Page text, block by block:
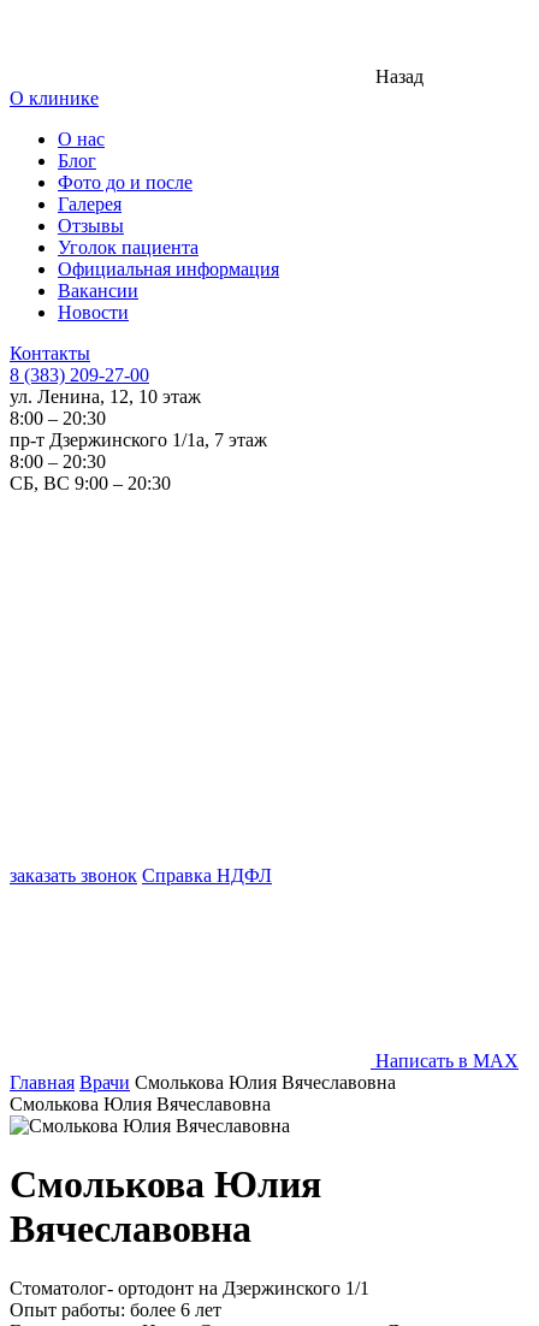
Назад
О клинике
О нас
Блог
Фото до и после
Галерея
Отзывы
Уголок пациента
Официальная информация
Вакансии
Новости
Контакты
8 (383) 209-27-00
ул. Ленина, 12, 10 этаж
8:00 – 20:30
пр-т Дзержинского 1/1а, 7 этаж
8:00 – 20:30
СБ, ВС 9:00 – 20:30
заказать звонок Справка НДФЛ
Написать в MAX
Главная Врачи Смолькова Юлия Вячеславовна
Смолькова Юлия Вячеславовна
Смолькова Юлия
Вячеславовна
Стоматолог- ортодонт на Дзержинского 1/1
Опыт работы: более 6 лет